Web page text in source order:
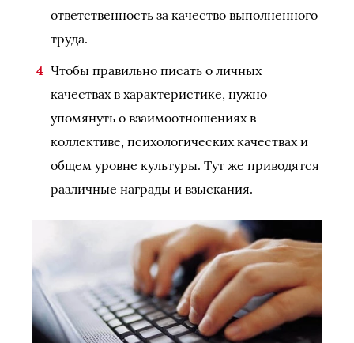
ответственность за качество выполненного
труда.
Чтобы правильно писать о личных
качествах в характеристике, нужно
упомянуть о взаимоотношениях в
коллективе, психологических качествах и
общем уровне культуры. Тут же приводятся
различные награды и взыскания.